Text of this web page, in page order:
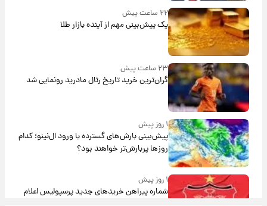
۲۲ ساعت پیش
یک پیش‌بینی مهم از آینده بازار طلا
۲۳ ساعت پیش
گران‌ترین خرید تاریخ رئال مادرید رونمایی شد
۱ روز پیش
پیش‌بینی بارش‌های گسترده با ورود ال‌نینو؛ کدام
روزها پربارش‌تر خواهند بود؟
۱ روز پیش
شماره پیراهن خریدهای جدید پرسپولیس اعلام